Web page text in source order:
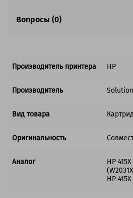
Состав комплекта
необходимо переставить на
Вопросы (0)
Производитель принтера HP
Производитель
Вид товара
Оригинальность
Аналог
HP
HP